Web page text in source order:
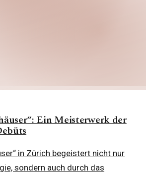
Ein Meisterwerk der
in Zürich begeistert nicht nur
sondern auch durch das